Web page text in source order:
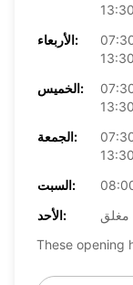
الأربعاء:
الخميس:
الجمعة:
السبت:
الأحد:
مغلق
These opening